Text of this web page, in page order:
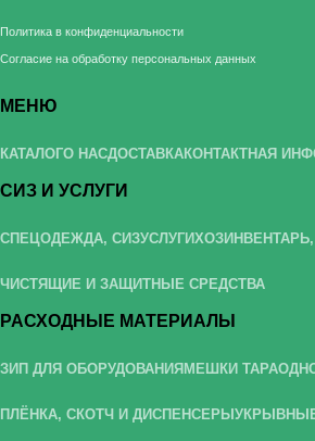
Политика в конфиденциальности
Согласие на обработку персональных данных
МЕНЮ
КАТАЛОГО НАСДОСТАВКАКОНТАКТНАЯ
СИЗ И УСЛУГИ
СПЕЦОДЕЖДА, СИЗУСЛУГИ
ЧИСТЯЩИЕ И ЗАЩИТНЫЕ СРЕДСТВА
РАСХОДНЫЕ МАТЕРИАЛЫ
ЗИП ДЛЯ ОБОРУДОВАНИЯМЕШКИ ТАРА
ПЛЁНКА, СКОТЧ И ДИСПЕНСЕРЫ